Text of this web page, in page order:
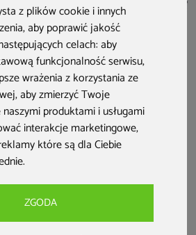
z plików cookie i innych
aby poprawić jakość
celach:aby
funkcjonalność serwisu,
wrażenia z korzystania ze
,aby zmierzyć Twoje
produktami i usługami
interakcje marketingowe,
które są dla Ciebie
.
ZGODA